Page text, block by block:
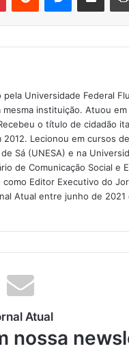
Universidade Federal
instituição. Atuou
o título de cidadão
Lecionou em cursos
Sá (UNESA) e na
de Comunicação Social e
Editor Executivo do
Atual entre junho de
Atual
nossa